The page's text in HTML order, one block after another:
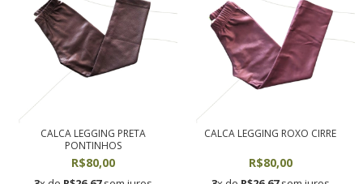
CALCA LEGGING PRETA
PONTINHOS
R$80,00
CALCA LEGGING ROXO CIRRE
R$80,00